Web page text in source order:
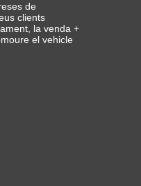
de
clients
la venda +
el vehicle